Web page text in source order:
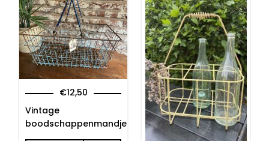
€12,50
Vintage
boodschappenmandje